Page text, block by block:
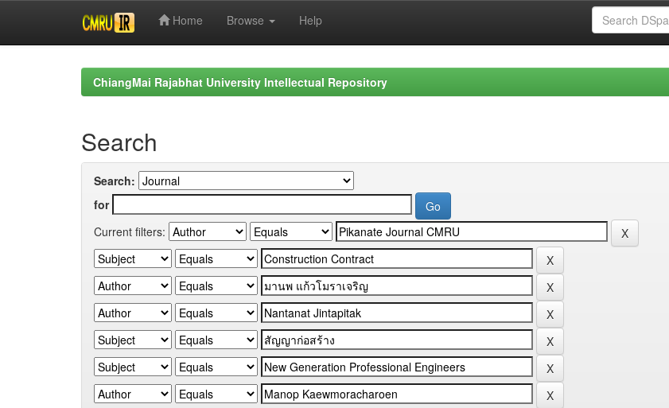
Home Browse Help
ChiangMai Rajabhat University Intellectual Repository
Search
Search:
for
Current filters: